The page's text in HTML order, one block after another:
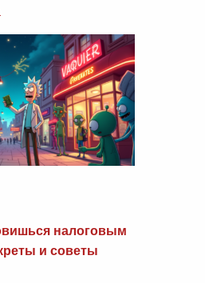
налоговым
и советы